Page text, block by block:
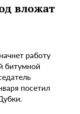
вложат
работу
битумной
посетил